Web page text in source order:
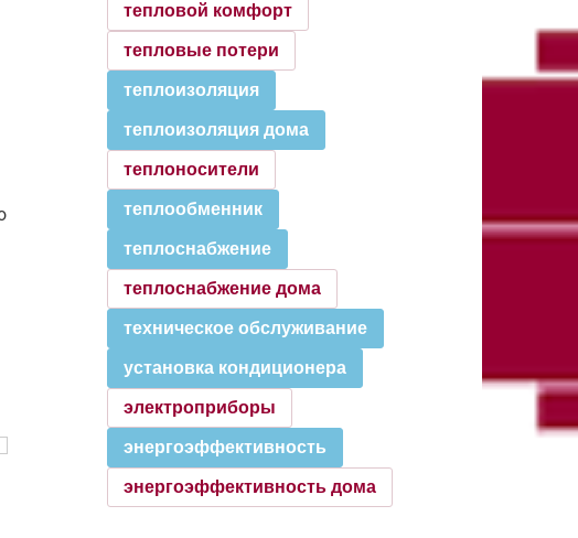
тепловой комфорт
тепловые потери
теплоизоляция
теплоизоляция дома
теплоносители
теплообменник
теплоснабжение
теплоснабжение дома
техническое обслуживание
установка кондиционера
электроприборы
энергоэффективность
энергоэффективность дома